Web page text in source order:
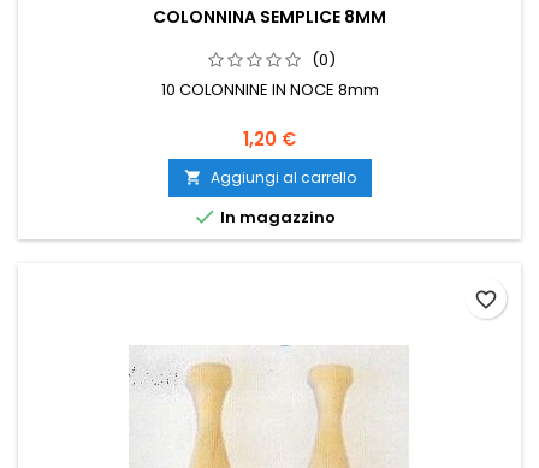
COLONNINA SEMPLICE 8MM
(0)
10 COLONNINE IN NOCE 8mm
1,20 €
 Aggiungi al carrello
 In magazzino
favorite_border